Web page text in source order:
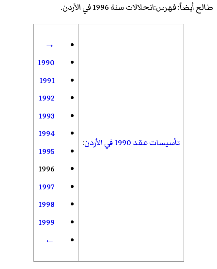
طالع أيضاً:فهرس:انحلالات سنة 1996 في الأردن .
تأسيسات عقد 1990 في الأردن :
→
1990
1991
1992
1993
1994
1995
1996
1997
1998
1999
←